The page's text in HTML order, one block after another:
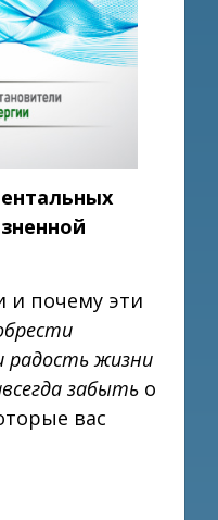
и почему эти
радость жизни
забыть о
вас